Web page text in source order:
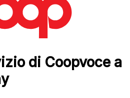
di Coopvoce a